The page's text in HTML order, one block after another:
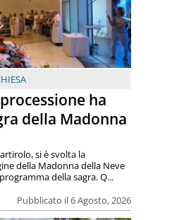
ha
della Madonna
Pubblicato il 6 Agosto, 2026
si è svolta la
della Madonna della Neve
della sagra. Q...